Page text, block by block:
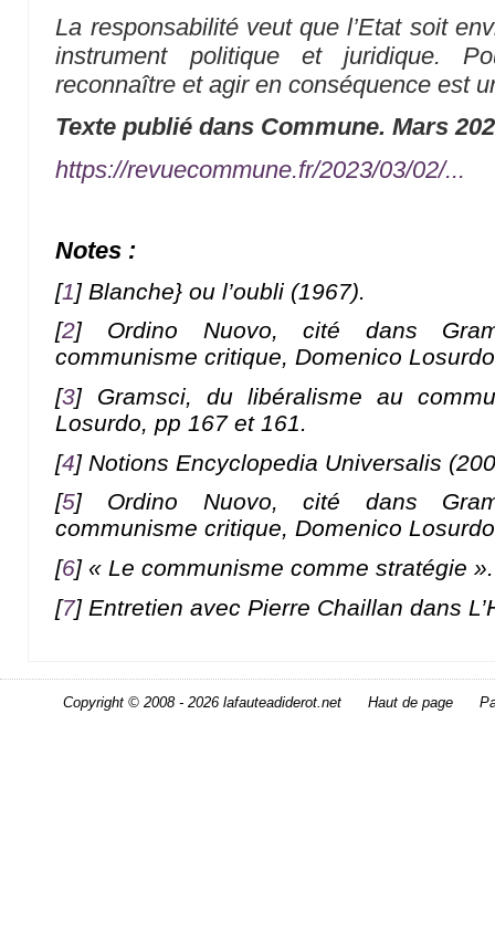
La responsabilité veut que l’Etat soit
instrument politique et juridique.
reconnaître et agir en conséquence est
Texte publié dans Commune. Mars
https://revuecommune.fr/2023/03/02/...
Notes :
[1] Blanche} ou l’oubli (1967).
[2] Ordino Nuovo, cité dans
communisme critique, Domenico
[3] Gramsci, du libéralisme au
Losurdo, pp 167 et 161.
[4] Notions Encyclopedia Universalis
[5] Ordino Nuovo, cité dans
communisme critique, Domenico
[6]« Le communisme comme stratégie
[7] Entretien avec Pierre Chaillan dans
Copyright © 2008 - 2026 lafauteadiderot.net Haut de page